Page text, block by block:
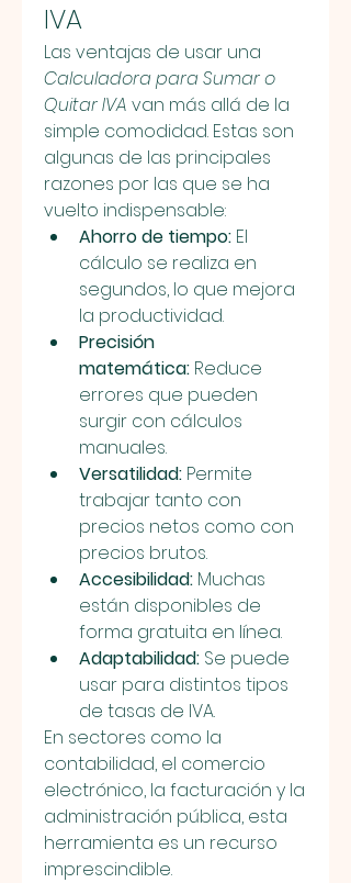
IVA
Calculadora para Sumar o
Quitar IVA van más allá de la
simple comodidad. Estas son
algunas de las principales
razones por las que se ha
vuelto indispensable:
Ahorro de tiempo: El
cálculo se realiza en
segundos, lo que mejora
la productividad.
Precisión
matemática: Reduce
errores que pueden
surgir con cálculos
manuales.
Versatilidad: Permite
trabajar tanto con
precios netos como con
precios brutos.
Accesibilidad: Muchas
están disponibles de
forma gratuita en línea.
Adaptabilidad: Se puede
usar para distintos tipos
de tasas de IVA.
En sectores como la
contabilidad, el comercio
electrónico, la facturación y la
administración pública, esta
herramienta es un recurso
imprescindible.